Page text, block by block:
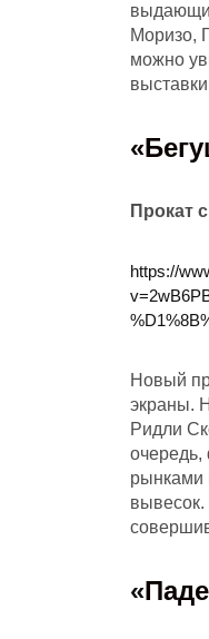
Моризо,
можно
«
Прокат
https://
Новый
экраны.
Ридли
очередь,
рынками
вывесок.
«